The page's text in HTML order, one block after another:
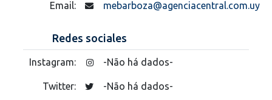
Email: mebarboza@agenciacentral.com.uy
Redes sociales
Instagram: -Não há dados-
Twitter: -Não há dados-